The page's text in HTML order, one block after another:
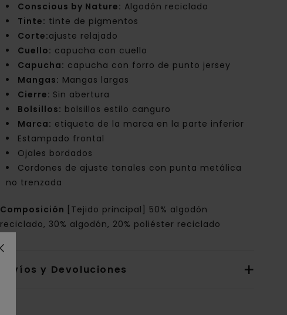
Conscious by Nature: Algodón reciclado
Tinte: tinte de pigmentos
Corte:ajuste relajado
Cuello: capucha con cuello
Capucha: capucha con forro de punto jersey
Mangas: Mangas largas
Cierre: Sin abertura
Bolsillos: bolsillos estilo canguro
Marca: etiqueta de la marca en la parte inferior
Estampado frontal
Ojales bordados
Cordones de ajuste tonales con punta metálica
no trenzada
Composición
[Tejido principal] 50% algodón
reciclado, 30% algodón, 20% poliéster reciclado
Envíos y Devoluciones